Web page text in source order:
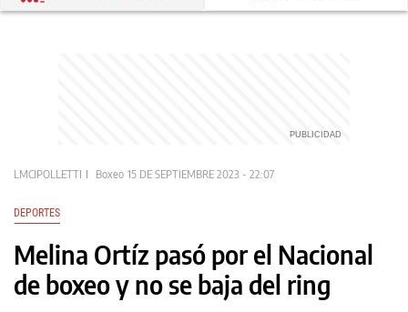
LMCIPOLLETTI Boxeo 15 DE SEPTIEMBRE 2023 - 22:07
DEPORTES
Melina Ortíz pasó por el Nacional
de boxeo y no se baja del ring